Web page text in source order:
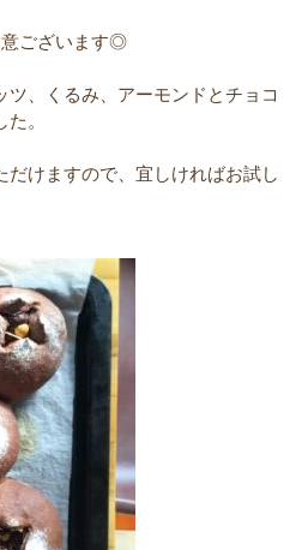
意ございます◎
ツ、くるみ、アーモンドとチョコ
。
だけますので、宜しければお試し